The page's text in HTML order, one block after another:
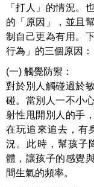
「打人」的情況。
的「原因」，並且
制自己更為有用。
行為」的三個原因：
(一) 觸覺防禦：
對於別人觸碰過於
碰。當別人一不小
射性甩開別人的手
在玩追來追去，有
況。此時，幫孩子
體，讓孩子的感覺
間生氣的頻率。